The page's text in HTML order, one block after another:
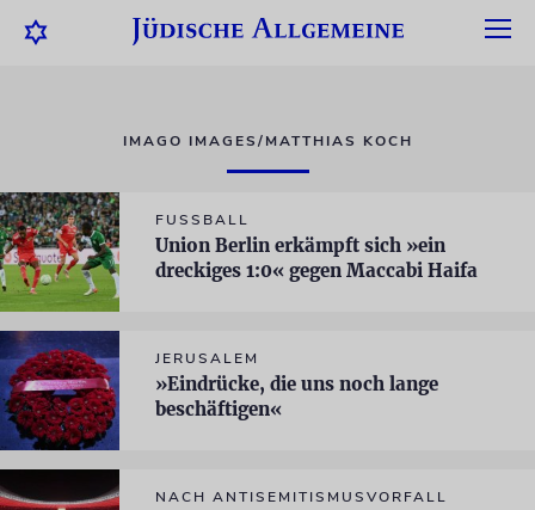
IMAGO IMAGES/MATTHIAS KOCH
FUSSBALL
Union Berlin erkämpft sich »ein
dreckiges 1:0« gegen Maccabi Haifa
JERUSALEM
»Eindrücke, die uns noch lange
beschäftigen«
NACH ANTISEMITISMUSVORFALL